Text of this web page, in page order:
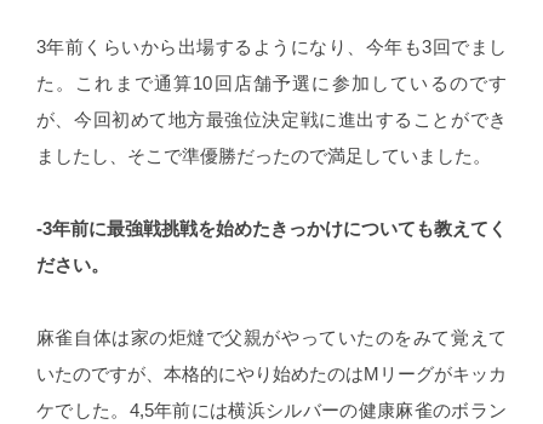
3年前くらいから出場するようになり、今年も3回でまし
た。これまで通算10回店舗予選に参加しているのです
が、今回初めて地方最強位決定戦に進出することができ
ましたし、そこで準優勝だったので満足していました。
-3年前に最強戦挑戦を始めたきっかけについても教えてく
ださい。
麻雀自体は家の炬燵で父親がやっていたのをみて覚えて
いたのですが、本格的にやり始めたのはMリーグがキッカ
ケでした。4,5年前には横浜シルバーの健康麻雀のボラン